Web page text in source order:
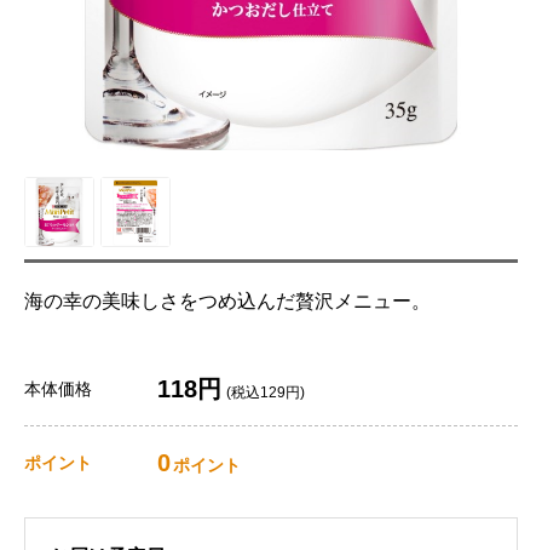
海の幸の美味しさをつめ込んだ贅沢メニュー。
本体価格 118円 (税込129円)
ポイント 0ポイント